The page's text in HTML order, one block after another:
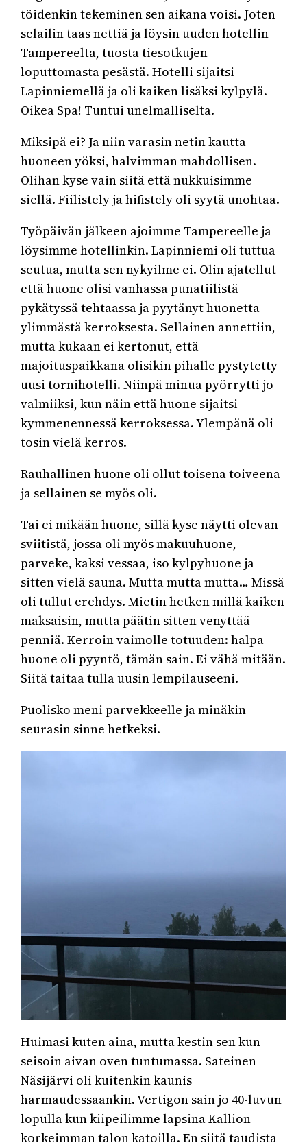
töidenkin tekeminen sen aikana voisi. Joten
selailin taas nettiä ja löysin uuden hotellin
Tampereelta, tuosta tiesotkujen
loputtomasta pesästä. Hotelli sijaitsi
Lapinniemellä ja oli kaiken lisäksi kylpylä.
Oikea Spa! Tuntui unelmalliselta.
Miksipä ei? Ja niin varasin netin kautta
huoneen yöksi, halvimman mahdollisen.
Olihan kyse vain siitä että nukkuisimme
siellä. Fiilistely ja hifistely oli syytä unohtaa.
Työpäivän jälkeen ajoimme Tampereelle ja
löysimme hotellinkin. Lapinniemi oli tuttua
seutua, mutta sen nykyilme ei. Olin ajatellut
että huone olisi vanhassa punatiilistä
pykätyssä tehtaassa ja pyytänyt huonetta
ylimmästä kerroksesta. Sellainen annettiin,
mutta kukaan ei kertonut, että
majoituspaikkana olisikin pihalle pystytetty
uusi tornihotelli. Niinpä minua pyörrytti jo
valmiiksi, kun näin että huone sijaitsi
kymmenennessä kerroksessa. Ylempänä oli
tosin vielä kerros.
Rauhallinen huone oli ollut toisena toiveena
ja sellainen se myös oli.
Tai ei mikään huone, sillä kyse näytti olevan
sviitistä, jossa oli myös makuuhuone,
parveke, kaksi vessaa, iso kylpyhuone ja
sitten vielä sauna. Mutta mutta mutta… Missä
oli tullut erehdys. Mietin hetken millä kaiken
maksaisin, mutta päätin sitten venyttää
penniä. Kerroin vaimolle totuuden: halpa
huone oli pyyntö, tämän sain. Ei vähä mitään.
Siitä taitaa tulla uusin lempilauseeni.
Puolisko meni parvekkeelle ja minäkin
seurasin sinne hetkeksi.
Huimasi kuten aina, mutta kestin sen kun
seisoin aivan oven tuntumassa. Sateinen
Näsijärvi oli kuitenkin kaunis
harmaudessaankin. Vertigon sain jo 40-luvun
lopulla kun kiipeilimme lapsina Kallion
korkeimman talon katoilla. En siitä taudista